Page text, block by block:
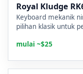
Royal Kludge
Keyboard mekanik
pilihan klasik untuk
mulai ~$25